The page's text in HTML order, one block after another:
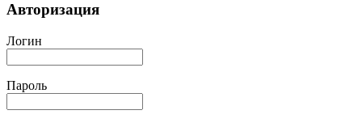
Авторизация
Логин
Пароль